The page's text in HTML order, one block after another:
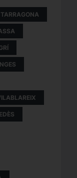
TARRAGONA